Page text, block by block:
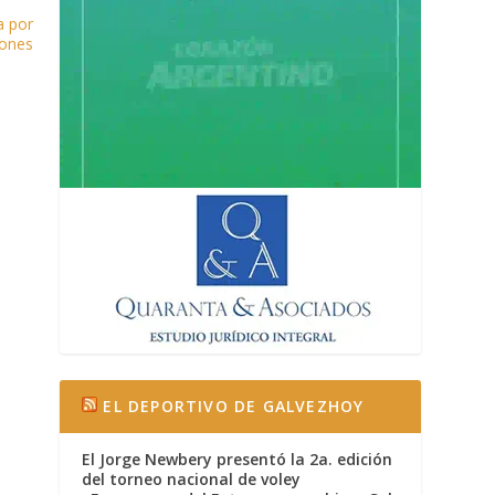
por
EL DEPORTIVO DE GALVEZHOY
El Jorge Newbery presentó la 2a. edición
del torneo nacional de voley